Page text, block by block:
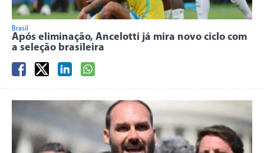
Brasil
Após eliminação, Ancelotti já mira novo ciclo com
a seleção brasileira